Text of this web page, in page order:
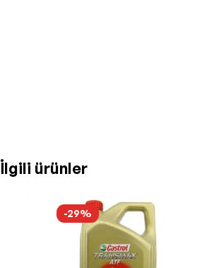
İlgili ürünler
-29%